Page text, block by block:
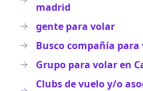
madrid
gente para volar
Busco compañía para
Grupo para volar en
Clubs de vuelo y/o